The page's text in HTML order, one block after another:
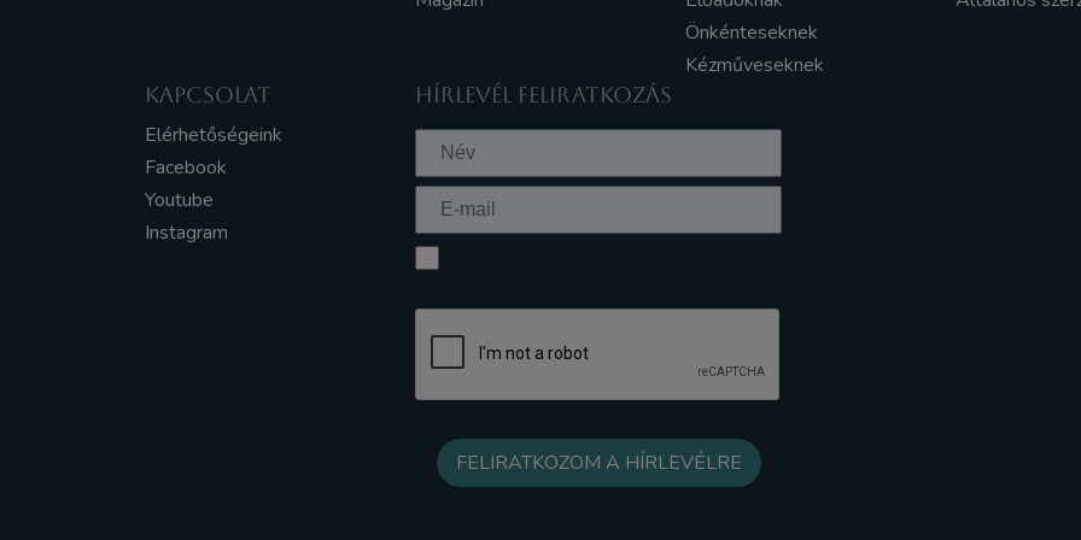
Önkénteseknek
Kézműveseknek
KAPCSOLAT
Elérhetőségeink
Facebook
Youtube
Instagram
HÍRLEVÉL FELIRATKOZÁS